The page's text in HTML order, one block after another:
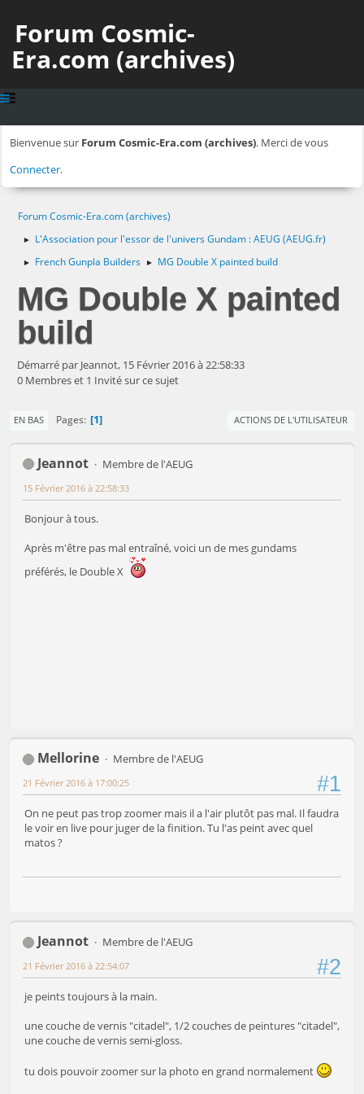
Forum Cosmic-
Era.com (archives)
Bienvenue sur Forum Cosmic-Era.com (archives). Merci de vous
Connecter.
Forum Cosmic-Era.com (archives)
► L'Association pour l'essor de l'univers Gundam : AEUG (AEUG.fr)
► French Gunpla Builders ► MG Double X painted build
MG Double X painted
build
Démarré par Jeannot, 15 Février 2016 à 22:58:33
0 Membres et 1 Invité sur ce sujet
EN BAS Pages 1 ACTIONS DE L'UTILISATEUR
Jeannot Membre de l'AEUG
15 Février 2016 à 22:58:33
Bonjour à tous.
Après m'être pas mal entraîné, voici un de mes gundams
préférés, le Double X
Mellorine Membre de l'AEUG
#1
21 Février 2016 à 17:00:25
On ne peut pas trop zoomer mais il a l'air plutôt pas mal. Il faudra
le voir en live pour juger de la finition. Tu l'as peint avec quel
matos ?
Jeannot Membre de l'AEUG
#2
21 Février 2016 à 22:54:07
je peints toujours à la main.
une couche de vernis "citadel", 1/2 couches de peintures "citadel",
une couche de vernis semi-gloss.
tu dois pouvoir zoomer sur la photo en grand normalement